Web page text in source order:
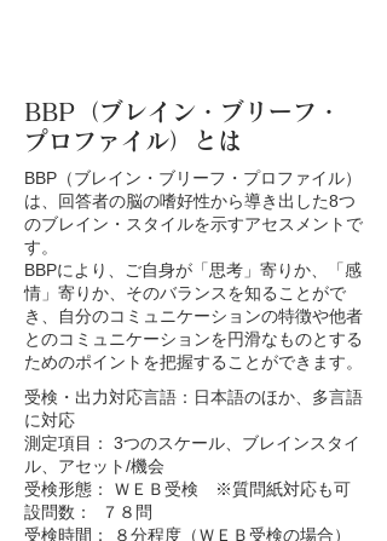
BBP（ブレイン・ブリーフ・
プロファイル）とは
BBP（ブレイン・ブリーフ・プロファイル）
は、回答者の脳の嗜好性から導き出した8つ
のブレイン・スタイルを示すアセスメントで
す。
BBPにより、ご自身が「思考」寄りか、「感
情」寄りか、そのバランスを知ることがで
き、自分のコミュニケーションの特徴や他者
とのコミュニケーションを円滑なものとする
ためのポイントを把握することができます。
受検・出力対応言語：日本語のほか、多言語
に対応
測定項目： 3つのスケール、ブレインスタイ
ル、アセット/機会
受検形態： ＷＥＢ受検 ※質問紙対応も可
設問数： ７８問
受検時間： ８分程度（ＷＥＢ受検の場合）